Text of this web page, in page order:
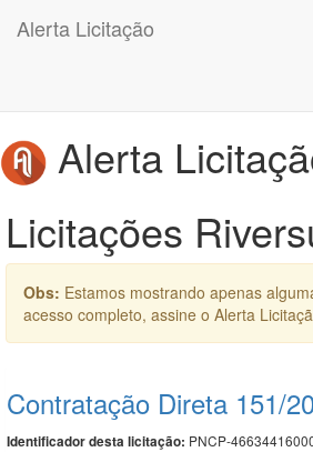
Alerta Licitação
Alerta
Licitações
Obs: Estamos mostrando apenas
acesso completo, assine o Alerta
Contratação Direta 151/
Identificador desta licitação: PNCP-